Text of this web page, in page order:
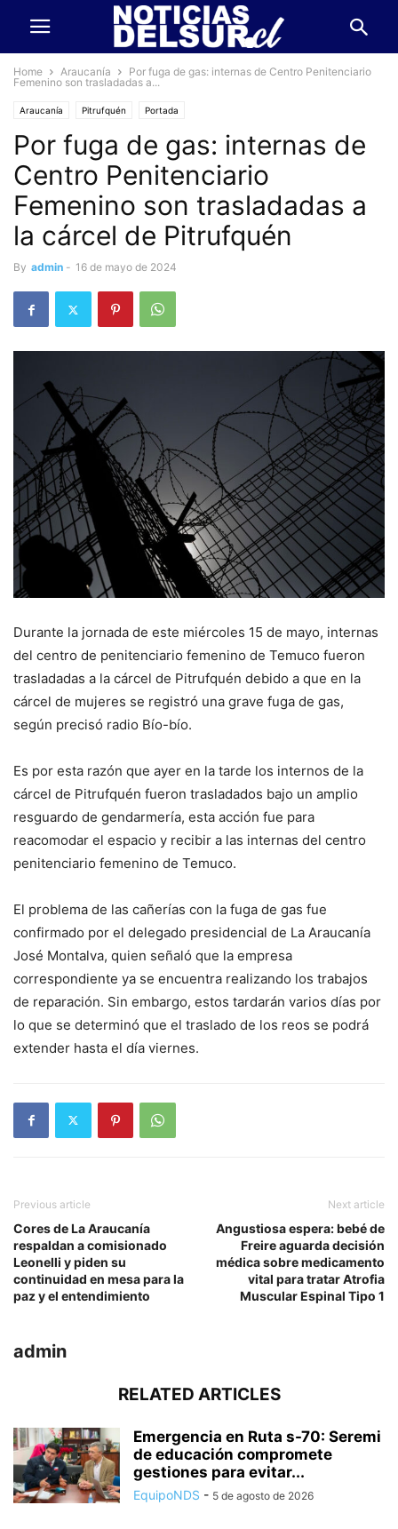
Home Araucanía
Por fuga de gas: internas de Centro Penitenciario
Femenino son trasladadas a...
Araucanía Pitrufquén Portada
Por fuga de gas: internas de
Centro Penitenciario
Femenino son trasladadas a
la cárcel de Pitrufquén
By admin - 16 de mayo de 2024
Durante la jornada de este miércoles 15 de mayo, internas
del centro de penitenciario femenino de Temuco fueron
trasladadas a la cárcel de Pitrufquén debido a que en la
cárcel de mujeres se registró una grave fuga de gas,
según precisó radio Bío-bío.
Es por esta razón que ayer en la tarde los internos de la
cárcel de Pitrufquén fueron trasladados bajo un amplio
resguardo de gendarmería, esta acción fue para
reacomodar el espacio y recibir a las internas del centro
penitenciario femenino de Temuco.
El problema de las cañerías con la fuga de gas fue
confirmado por el delegado presidencial de La Araucanía
José Montalva, quien señaló que la empresa
correspondiente ya se encuentra realizando los trabajos
de reparación. Sin embargo, estos tardarán varios días por
lo que se determinó que el traslado de los reos se podrá
extender hasta el día viernes.
Previous article
Cores de La Araucanía
respaldan a comisionado
Leonelli y piden su
continuidad en mesa para la
paz y el entendimiento
Next article
Angustiosa espera: bebé de
Freire aguarda decisión
médica sobre medicamento
vital para tratar Atrofia
Muscular Espinal Tipo 1
admin
RELATED ARTICLES
Emergencia en Ruta s-70: Seremi
de educación compromete
gestiones para evitar...
EquipoNDS - 5 de agosto de 2026